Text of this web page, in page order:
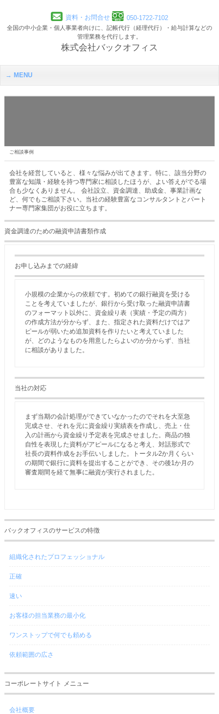
資料・お問合せ 050-1722-7102
全国の中小企業・個人事業者向けに、記帳代行（経理代行）・給与計算などの
管理業務を代行します。
株式会社バックオフィス
MENU
ご相談事例
会社を経営していると、様々な悩みが出てきます。特に、該当分野の
豊富な知識・経験を持つ専門家に相談したほうが、よい答えがでる場
合も少なくありません。 会社設立、資金調達、助成金、事業計画な
ど、何でもご相談下さい。当社の経験豊富なコンサルタントとパート
ナー専門家集団がお役に立ちます。
資金調達のための融資申請書類作成
お申し込みまでの経緯
小規模の企業からの依頼です。初めての銀行融資を受ける
ことを考えていましたが、銀行から受け取った融資申請書
のフォーマット以外に、資金繰り表（実績・予定の両方）
の作成方法が分からず、また、指定された資料だけではア
ピールが弱いため追加資料を作りたいと考えていました
が、どのようなものを用意したらよいのか分からず、当社
に相談がありました。
当社の対応
まず当期の会計処理ができていなかったのでそれを大至急
完成させ、それを元に資金繰り実績表を作成し、売上・仕
入の計画から資金繰り予定表を完成させました。商品の独
自性を表現した資料がアピールになると考え、対話形式で
社長の資料作成をお手伝いしました。トータル2か月くらい
の期間で銀行に資料を提出することができ、その後1か月の
審査期間を経て無事に融資が実行されました。
バックオフィスのサービスの特徴
組織化されたプロフェッショナル
正確
速い
お客様の担当業務の最小化
ワンストップで何でも頼める
依頼範囲の広さ
コーポレートサイト メニュー
会社概要